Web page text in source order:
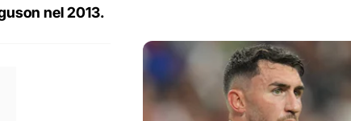
nel 2013.